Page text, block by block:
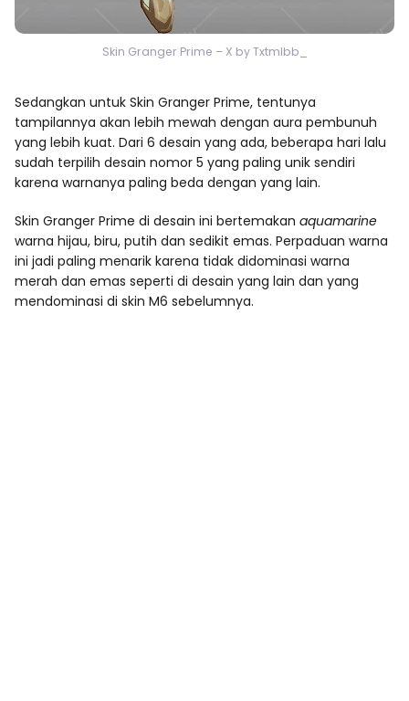
Skin Granger Prime – X by Txtmlbb_
Sedangkan untuk Skin Granger Prime, tentunya
tampilannya akan lebih mewah dengan aura pembunuh
yang lebih kuat. Dari 6 desain yang ada, beberapa hari lalu
sudah terpilih desain nomor 5 yang paling unik sendiri
karena warnanya paling beda dengan yang lain.
Skin Granger Prime di desain ini bertemakan aquamarine
warna hijau, biru, putih dan sedikit emas. Perpaduan warna
ini jadi paling menarik karena tidak didominasi warna
merah dan emas seperti di desain yang lain dan yang
mendominasi di skin M6 sebelumnya.